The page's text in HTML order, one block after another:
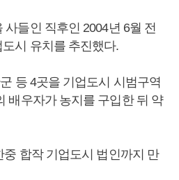
사들인 직후인 2004년 6월 전
시 유치를 추진했다.
등 4곳을 기업도시 시범구역
배우자가 농지를 구입한 뒤 약
합작 기업도시 법인까지 만